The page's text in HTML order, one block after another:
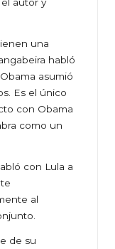
una
habló
asumió
Es el único
con Obama
como un
con Lula a
al
de su